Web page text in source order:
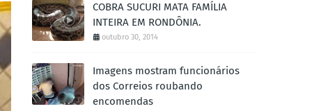
COBRA SUCURI MATA FAMÍLIA
INTEIRA EM RONDÔNIA.
outubro 30, 2014
Imagens mostram funcionários
dos Correios roubando
encomendas